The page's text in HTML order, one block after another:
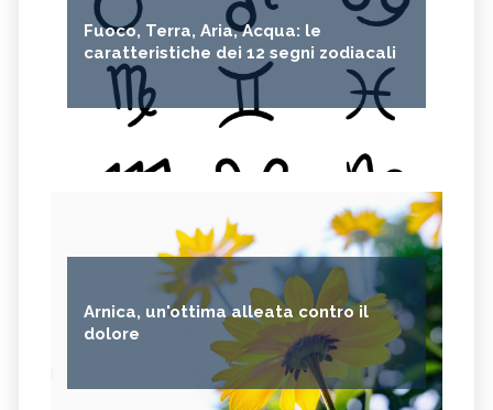
Fuoco, Terra, Aria, Acqua: le
caratteristiche dei 12 segni zodiacali
Arnica, un'ottima alleata contro il
dolore